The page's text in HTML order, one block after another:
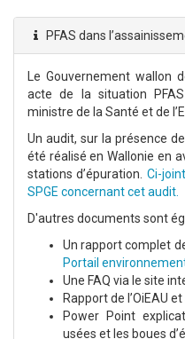
PFAS dans
Le Gouvernement wallon
acte de la situation
ministre de la Santé et de
Un audit, sur la présence
été réalisé en Wallonie en
stations d’épuration. Ci-
SPGE concernant cet audit.
D'autres documents sont
Un rapport complet
Portail
Une FAQ via le site
Rapport de l’OiEAU
Power Point
usées et les boues